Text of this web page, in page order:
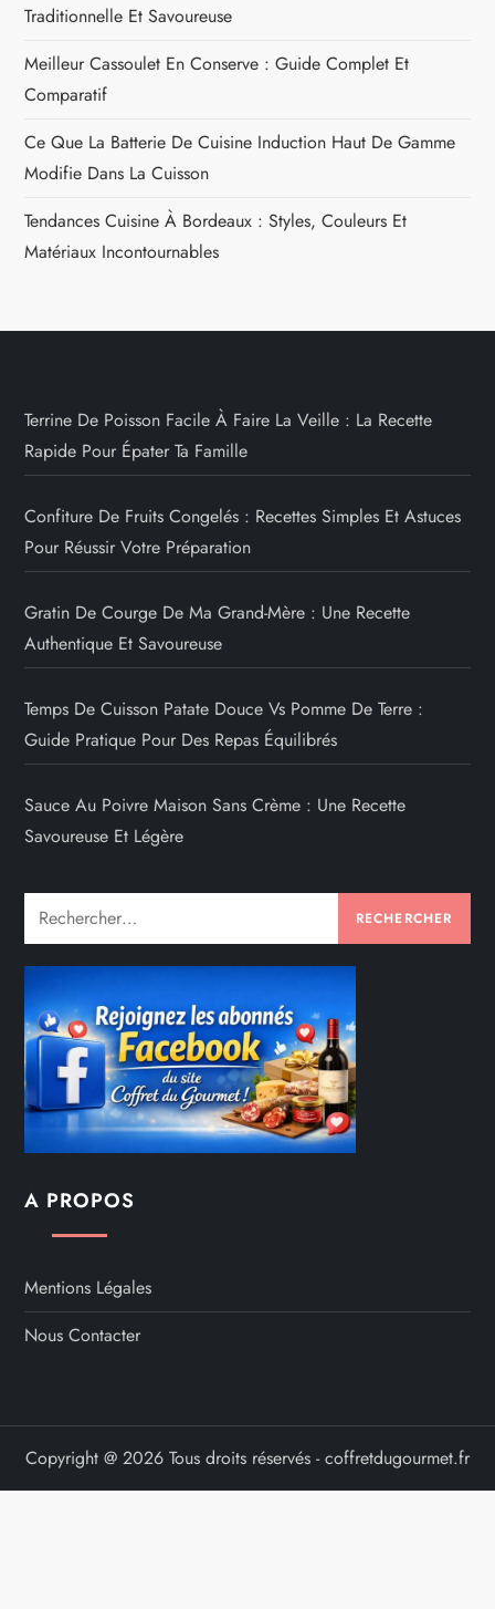
Traditionnelle Et Savoureuse
Meilleur Cassoulet En Conserve : Guide Complet Et
Comparatif
Ce Que La Batterie De Cuisine Induction Haut De Gamme
Modifie Dans La Cuisson
Tendances Cuisine À Bordeaux : Styles, Couleurs Et
Matériaux Incontournables
Terrine De Poisson Facile À Faire La Veille : La Recette
Rapide Pour Épater Ta Famille
Confiture De Fruits Congelés : Recettes Simples Et Astuces
Pour Réussir Votre Préparation
Gratin De Courge De Ma Grand-Mère : Une Recette
Authentique Et Savoureuse
Temps De Cuisson Patate Douce Vs Pomme De Terre :
Guide Pratique Pour Des Repas Équilibrés
Sauce Au Poivre Maison Sans Crème : Une Recette
Savoureuse Et Légère
Rechercher :
A PROPOS
Mentions Légales
Nous Contacter
Copyright @ 2026 Tous droits réservés - coffretdugourmet.fr